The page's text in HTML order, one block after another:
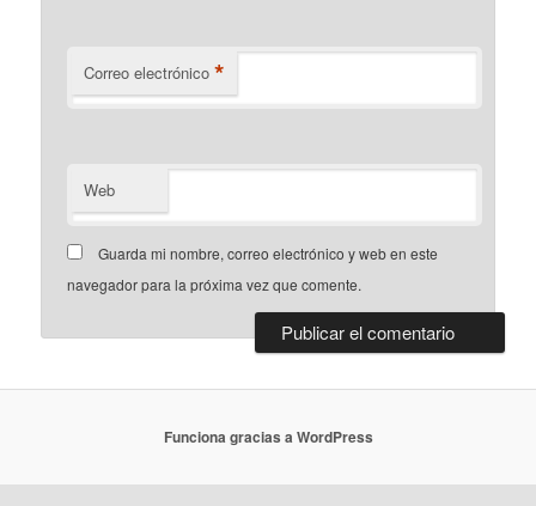
Correo electrónico *
Web
Guarda mi nombre, correo electrónico y web en este
navegador para la próxima vez que comente.
Funciona gracias a WordPress